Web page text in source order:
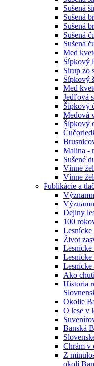
Sušená
Sušená
Sušená
Sušená
Sušená
Med
Šípkový
Sirup zo
Šípkový
Med
Jedľová
Šípkový
Medová
Šípkový
Malina -
Sušené
Vínne
Vínne
Publikácie a
Dejiny
100
Lesnícke
Život
Lesnícke
Lesnícke
Lesnícke
Ako
Historia
Okolie
O lese v
Banská
Chrám v
Z
okolí